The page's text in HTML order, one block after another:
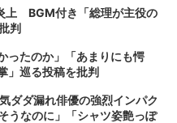
上 BGM付き「総理が主役の
判
ったのか」「あまりにも愕
」巡る投稿を批判
ダダ漏れ俳優の強烈インパク
うなのに」「シャツ姿艶っぽ